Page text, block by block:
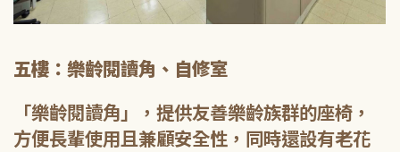
五樓：樂齡閱讀角、自修室
「樂齡閱讀角」，提供友善樂齡族群的座椅，
方便長輩使用且兼顧安全性，同時還設有老花